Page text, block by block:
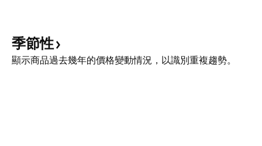
盪，我們能透過高拋低吸策略賺取利
潤。 交易市場風險極高，請在專業
出現虧損。
季節性
顯示商品過去幾年的價格變動情況，以識別重複趨勢。